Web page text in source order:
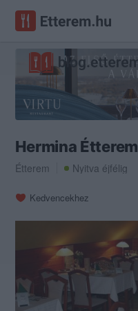
Hermina Étterem
Étterem
Nyitva éjfélig
Kedvencekhez